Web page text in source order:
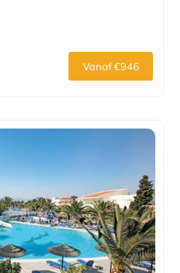
Vanaf €946